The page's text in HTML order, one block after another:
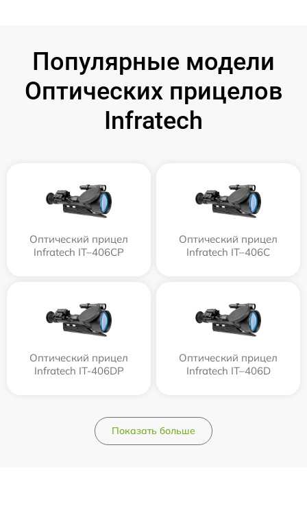
Популярные модели
Оптических прицелов
Infratech
Оптический прицел
Infratech IT–406СP
Оптический прицел
Infratech IT–406С
Оптический прицел
Infratech IT-406DP
Оптический прицел
Infratech IT–406D
Показать больше